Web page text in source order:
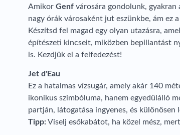
Amikor Genf városára gondolunk, gyakran
nagy órák városaként jut eszünkbe, ám ez
Készítsd fel magad egy olyan utazásra,
építészeti kincseit, miközben bepillantást
is. Kezdjük el a felfedezést!
Jet d'Eau
Ez a hatalmas vízsugár, amely akár 140
ikonikus szimbóluma, hanem egyedülálló
partján, látogatása ingyenes, és
Tipp:Viselj esőkabátot, ha közel mész,